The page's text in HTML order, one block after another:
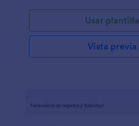
Usar plantilla
Vista previa